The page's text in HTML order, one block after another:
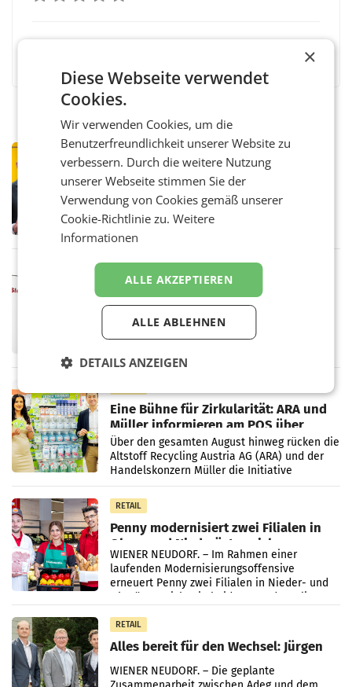
PRIMENEWS
Österreichische Post: Umsatzplus im
ersten Halbjahr trotz schwachem
Briefgeschäft
WIEN Die Österreichische Post AG hat im
ersten Halbjahr 2026 einen Konzernumsatz
von 1.544,0 Mio. EUR erwirtschaftet, was
Vergleichszeitraum
ProSiebenSat.1 spart und macht
überraschend viel Gewinn
UNTERFÖHRING/MAILAND/AMSTERDAM. Der
Fernsehkonzern ProSiebenSat.1 hat im
wieder Gewinn gemacht und die
Eine Bühne für Zirkularität: ARA und
Müller informieren am POS über
Kreislauffähigkeit
Über den gesamten August hinweg rücken die
Altstoff Recycling Austria AG (ARA) und der
Handelskonzern Müller die Initiative
„Kreislauf-Helden“ in allen österreichischen
Müller-Filialen
RETAIL
Penny modernisiert zwei Filialen in
Ober- und Niederösterreich
WIENER NEUDORF. – Im Rahmen einer
laufenden Modernisierungsoffensive
erneuert Penny zwei Filialen in Nieder- und
Oberösterreich. Die beiden Standorte liegen
RETAIL
Alles bereit für den Wechsel: Jürgen
Albrecht setzt ab 1.1.2027 auf Adeg
WIENER NEUDORF. – Die geplante
×
Diese Webseite verwendet
Cookies.
Wir verwenden Cookies, um die
Benutzerfreundlichkeit unserer Website zu
verbessern. Durch die weitere Nutzung
unserer Webseite stimmen Sie der
Verwendung von Cookies gemäß unserer
Cookie-Richtlinie zu.Weitere
Informationen
ALLE AKZEPTIEREN
ALLE ABLEHNEN
DETAILS ANZEIGEN